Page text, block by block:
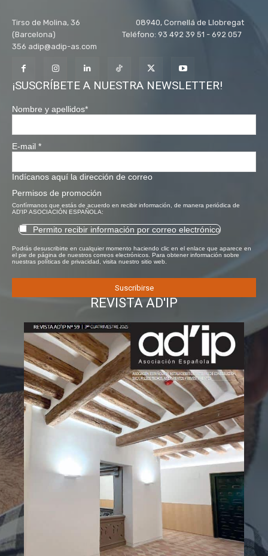
Tirso de Molina, 36 08940, Cornellá de Llobregat
(Barcelona) Teléfono: 93 492 39 51 - 692 057
356 adip@adip-as.com
¡SUSCRÍBETE A NUESTRA NEWSLETTER!
Nombre y apellidos*
E-mail *
Indícanos aquí la dirección de correo
Permisos de promoción
Confírmanos que estás de acuerdo en recibir información, de manera periódica de
AD'IP ASOCIACIÓN ESPAÑOLA:
Permito recibir información por correo electrónico
Podrás desuscribirte en cualquier momento haciendo clic en el enlace que aparece en
el pie de página de nuestros correos electrónicos. Para obtener información sobre
nuestras políticas de privacidad, visita nuestro sitio web.
REVISTA AD'IP